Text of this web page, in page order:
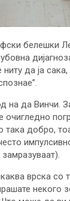
белешки
да ја сака,
на да Винчи.
очигледно
така добро,
врска со
некого